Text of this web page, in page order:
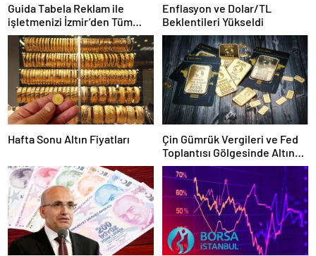
Guida Tabela Reklam ile
işletmenizi İzmir’den Tüm
Türkiye’ye Duyuran Işıklı
Çözümler!
Enflasyon ve Dolar/TL
Beklentileri Yükseldi
Hafta Sonu Altın Fiyatları
Çin Gümrük Vergileri ve Fed
Toplantısı Gölgesinde Altın
Fiyatları Yükselişte